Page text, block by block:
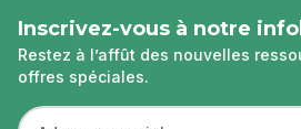
Inscrivez-vous à notre
Restez à l’affût des nouvelles
offres spéciales.